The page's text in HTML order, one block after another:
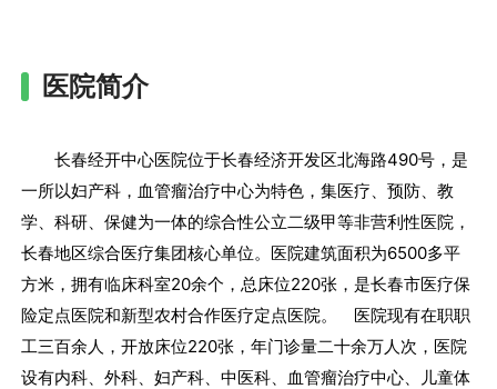
医院简介
长春经开中心医院位于长春经济开发区北海路490号，是
一所以妇产科，血管瘤治疗中心为特色，集医疗、预防、教
学、科研、保健为一体的综合性公立二级甲等非营利性医院，
长春地区综合医疗集团核心单位。医院建筑面积为6500多平
方米，拥有临床科室20余个，总床位220张，是长春市医疗保
险定点医院和新型农村合作医疗定点医院。 医院现有在职职
工三百余人，开放床位220张，年门诊量二十余万人次，医院
设有内科、外科、妇产科、中医科、血管瘤治疗中心、儿童体